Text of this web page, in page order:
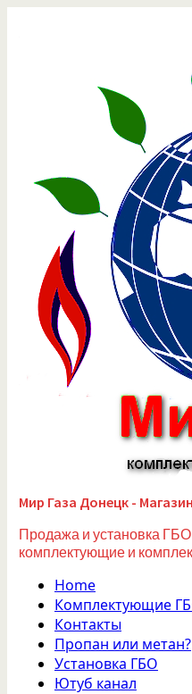
Мир Газа Донецк -
Продажа и установка
комплектующие и
Home
Комплектующие
Контакты
Пропан или метан?
Установка ГБО
Ютуб канал